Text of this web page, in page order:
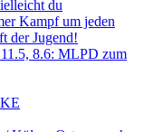
du
Kampf um jeden
der Jugend!
8.6: MLPD zum